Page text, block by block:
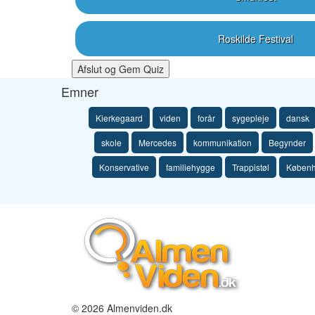
Roskilde Festival
Afslut og Gem Quiz
Emner
Kierkegaard viden forår sygepleje dansk
skole Mercedes kommunikation Begynder
Konservative familiehygge Trappistøl
© 2026 Almenviden.dk